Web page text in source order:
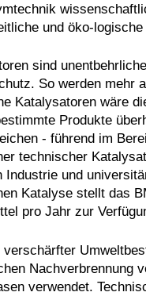
und öko-
sind
So werden mehr
Katalysatoren wäre
Produkte
- führend im
technischer
Industrie und
Katalyse stellt das
pro Jahr zur
verschärfter
Nachverbrennung
verwendet.